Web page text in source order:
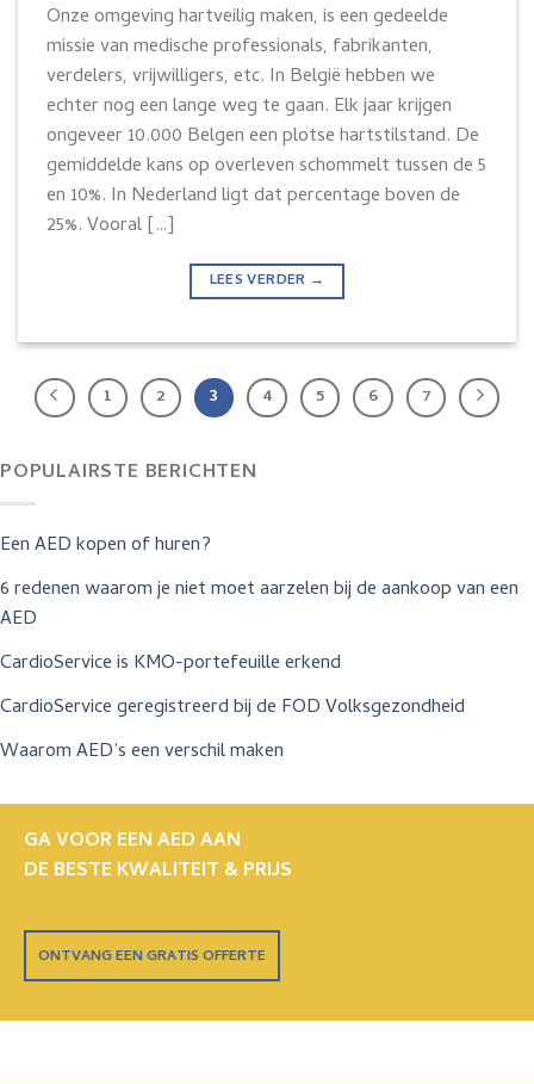
Onze omgeving hartveilig maken, is een gedeelde
missie van medische professionals, fabrikanten,
verdelers, vrijwilligers, etc. In België hebben we
echter nog een lange weg te gaan. Elk jaar krijgen
ongeveer 10.000 Belgen een plotse hartstilstand. De
gemiddelde kans op overleven schommelt tussen de 5
en 10%. In Nederland ligt dat percentage boven de
25%. Vooral […]
LEES VERDER →
1 2 3 4 5 6 7
POPULAIRSTE BERICHTEN
Een AED kopen of huren?
6 redenen waarom je niet moet aarzelen bij de aankoop van een
AED
CardioService is KMO-portefeuille erkend
CardioService geregistreerd bij de FOD Volksgezondheid
Waarom AED’s een verschil maken
GA VOOR EEN AED AAN
DE BESTE KWALITEIT & PRIJS
ONTVANG EEN GRATIS OFFERTE